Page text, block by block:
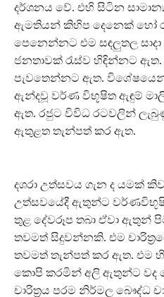
දර්ශනය වේ. එහි සිටින
ඇමතියන් කිහිප දෙනෙක් හෝ
පෙනෙන්නට එම සඳලුතල
ජනතාවක් රැස්ව හිඳින්නට
පැවතෙන්නට ඇත.
ඇන්දවූ වර්ණ විභූෂිත ඇඳුම්
ඇත. රජුට විවිධ රටවලින් ලැබුණු
ඇතුළත තැන්පත් කර ඇත.
දශරා උත්සවය ගැන ද යමක්
උත්සවයේදී ඇතුන්ට
තුළ දේවරූප තබා ඒවා ඇතුන්
තවමත් සිදුවන්නකි. එම
තවමත් තැන්පත් කර ඇත. එම
කොපි කරමින් අලි ඇතුන්ට වද
චාරිත්‍රය පරම නිර්මල බෞද්ධ